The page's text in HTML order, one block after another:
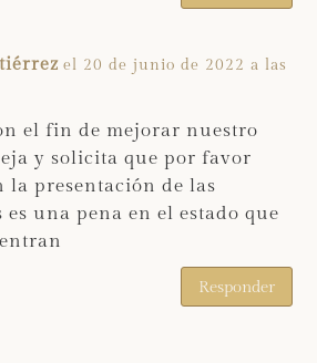
el 20 de junio de 2022 a las
el fin de mejorar nuestro
y solicita que por favor
la presentación de las
es una pena en el estado que
Responder